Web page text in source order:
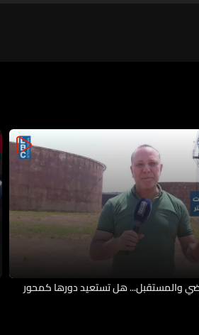
والمستقبل... هل تستعيد دورها كمحور